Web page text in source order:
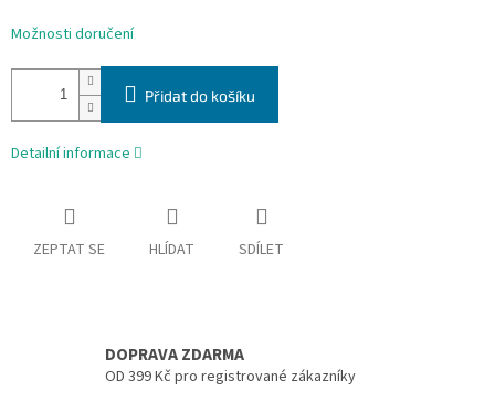
Možnosti doručení
Přidat do košíku
Detailní informace
ZEPTAT SE HLÍDAT SDÍLET
DOPRAVA ZDARMA
OD 399 Kč pro registrované zákazníky